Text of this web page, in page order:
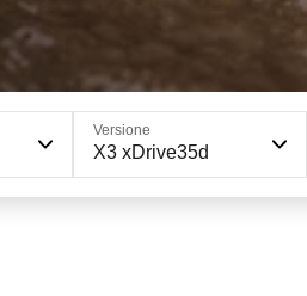
Versione
X3 xDrive35d